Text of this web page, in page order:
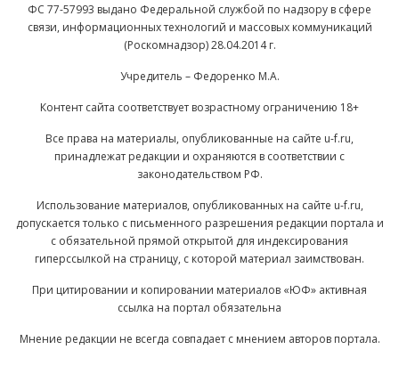
ФС 77-57993 выдано Федеральной службой по надзору в сфере
связи, информационных технологий и массовых коммуникаций
(Роскомнадзор) 28.04.2014 г.
Учредитель – Федоренко М.А.
Контент сайта соответствует возрастному ограничению 18+
Все права на материалы, опубликованные на сайте u-f.ru,
принадлежат редакции и охраняются в соответствии с
законодательством РФ.
Использование материалов, опубликованных на сайте u-f.ru,
допускается только с письменного разрешения редакции портала и
с обязательной прямой открытой для индексирования
гиперссылкой на страницу, с которой материал заимствован.
При цитировании и копировании материалов «ЮФ» активная
ссылка на портал обязательна
Мнение редакции не всегда совпадает с мнением авторов портала.